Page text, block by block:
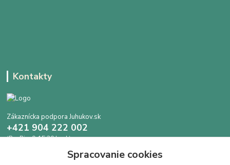
Kontakty
Zákaznícka podpora Juhukov.sk
+421 904 222 002
(Po-Pia, 9-15.30 hod.)
info@juhokov.skSpracovanie cookies